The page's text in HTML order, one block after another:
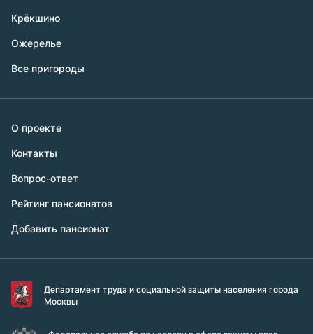
Крёкшино
Ожерелье
Все пригороды
О проекте
Контакты
Вопрос-ответ
Рейтинг пансионатов
Добавить пансионат
Департамент труда и социальной защиты населения города
Москвы